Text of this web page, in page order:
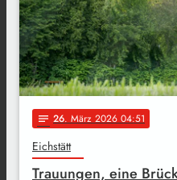
notes 26. März 2026 04:51
Eichstätt
Trauungen, eine